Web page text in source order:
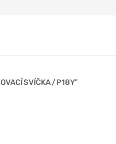
SVÍČKA /P18Y"